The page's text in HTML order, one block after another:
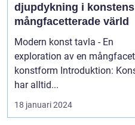
djupdykning i konstens
mångfacetterade värld
Modern konst tavla - En
exploration av en
konstform Introduktion: Konsten
har alltid...
18 januari 2024